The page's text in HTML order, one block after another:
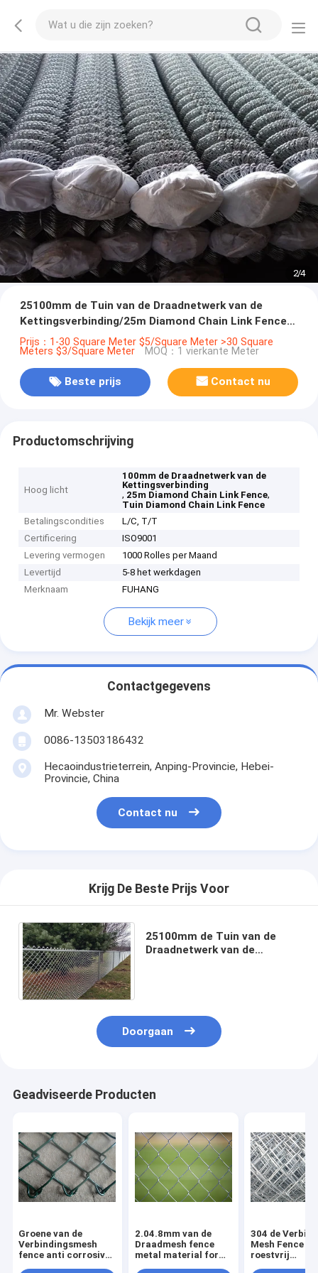
2/4
25100mm de Tuin van de Draadnetwerk van de
Kettingsverbinding/25m Diamond Chain Link Fence
For
Prijs：1-30 Square Meter $5/Square Meter >30 Square
Meters $3/Square Meter MOQ：1 vierkante Meter
Beste prijs Contact nu
Productomschrijving
Hoog licht
100mm de Draadnetwerk van de
Kettingsverbinding
, 25m Diamond Chain Link Fence,
Tuin Diamond Chain Link Fence
Betalingscondities
L/C, T/T
Certificering
ISO9001
Levering vermogen
1000 Rolles per Maand
Levertijd
5-8 het werkdagen
Merknaam
FUHANG
Bekijk meer
Contactgegevens
Mr. Webster
0086-13503186432
Hecaoindustrieterrein, Anping-Provincie, Hebei-
Provincie, China
Contact nu
Krijg De Beste Prijs Voor
25100mm de Tuin van de
Draadnetwerk van de
Doorgaan
Geadviseerde Producten
Groene van de
Verbindingsmesh
fence anti corrosive
2.04.8mm van de
Draadmesh fence
metal material for
304 de
Mesh Fence
roestvrij